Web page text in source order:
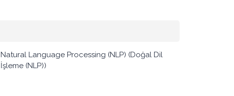
Natural Language Processing (NLP) (Doğal Dil
İşleme (NLP))